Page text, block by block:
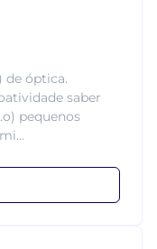
de óptica.
saber
pequenos